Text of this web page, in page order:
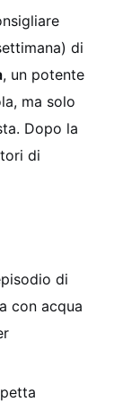
di
, un potente
ma solo
Dopo la
di
di
con acqua